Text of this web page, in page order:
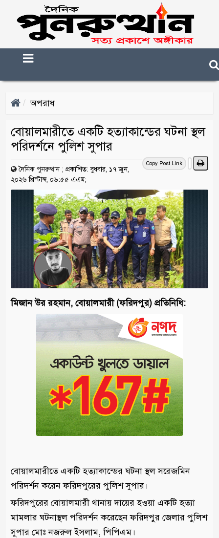
অপরাধ
বোয়ালমারীতে একটি হত্যাকান্ডের ঘটনা স্থল
পরিদর্শনে পুলিশ সুপার
Copy Post Link
দৈনিক পুনরুত্থান ; প্রকাশিত: বুধবার, ১৭ জুন,
২০২৬ খ্রিস্টাব্দ, ০৬:৫৫ এএম;
মিজান উর রহমান, বোয়ালমারী (ফরিদপুর) প্রতিনিধি:
বোয়ালমারীতে একটি হত্যাকান্ডের ঘটনা স্থল সরেজমিন
পরিদর্শন করেন ফরিদপুরের পুলিশ সুপার।
ফরিদপুরের বোয়ালমারী থানায় দায়ের হওয়া একটি হত্যা
মামলার ঘটনাস্থল পরিদর্শন করেছেন ফরিদপুর জেলার পুলিশ
সুপার মোঃ নজরুল ইসলাম, পিপিএম।